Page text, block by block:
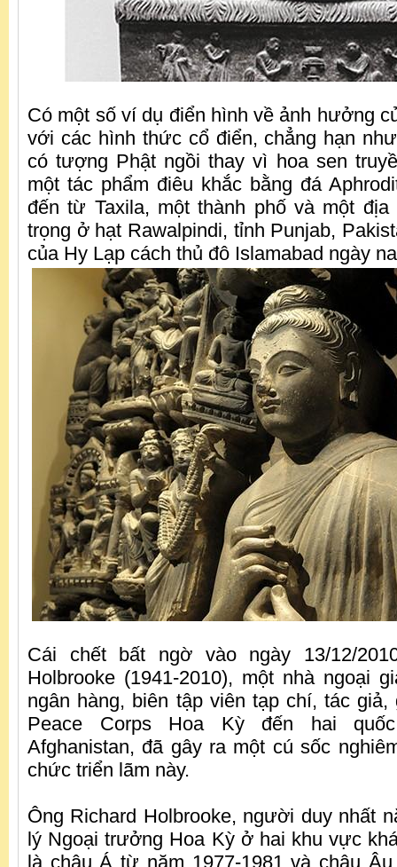
Có một số ví dụ điển hình về ảnh hưởng
với các hình thức cổ điển, chẳng hạn
có tượng Phật ngồi thay vì hoa sen
một tác phẩm điêu khắc bằng đá
đến từ Taxila, một thành phố và một địa
trọng ở hạt Rawalpindi, tỉnh Punjab,
của Hy Lạp cách thủ đô Islamabad ngày
Cái chết bất ngờ vào ngày 13/12/
Holbrooke (1941-2010), một nhà ngoại
ngân hàng, biên tập viên tạp chí, tác
Peace Corps Hoa Kỳ đến hai
Afghanistan, đã gây ra một cú sốc
chức triển lãm này.
Ông Richard Holbrooke, người duy nhất
lý Ngoại trưởng Hoa Kỳ ở hai khu vực
là châu Á từ năm 1977-1981 và châu